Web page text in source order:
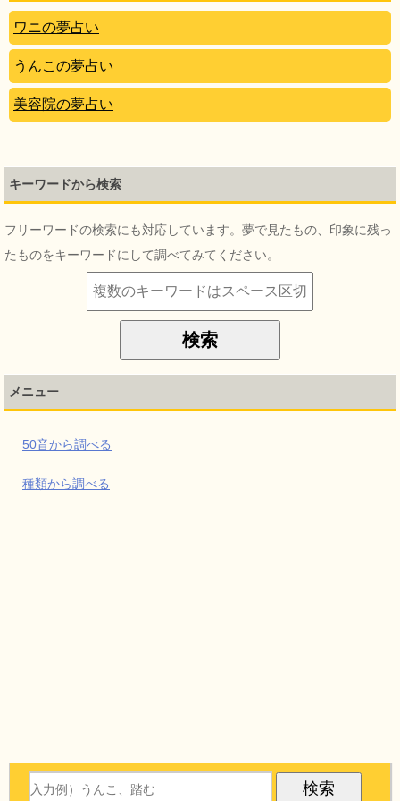
ワニの夢占い
うんこの夢占い
美容院の夢占い
キーワードから検索
フリーワードの検索にも対応しています。夢で見たもの、印象に残っ
たものをキーワードにして調べてみてください。
メニュー
50音から調べる
種類から調べる